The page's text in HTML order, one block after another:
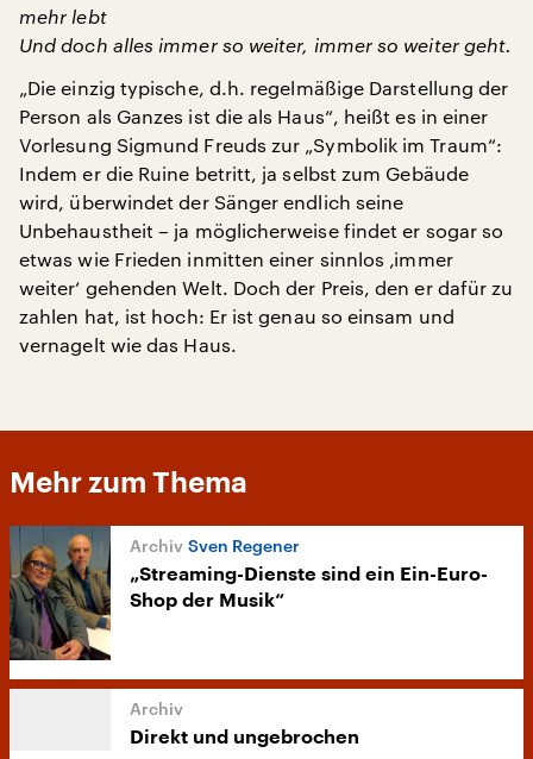
mehr lebt
Und doch alles immer so weiter, immer so weiter geht.
„Die einzig typische, d.h. regelmäßige Darstellung der
Person als Ganzes ist die als Haus“, heißt es in einer
Vorlesung Sigmund Freuds zur „Symbolik im Traum“:
Indem er die Ruine betritt, ja selbst zum Gebäude
wird, überwindet der Sänger endlich seine
Unbehaustheit – ja möglicherweise findet er sogar so
etwas wie Frieden inmitten einer sinnlos ‚immer
weiter‘ gehenden Welt. Doch der Preis, den er dafür zu
zahlen hat, ist hoch: Er ist genau so einsam und
vernagelt wie das Haus.
Mehr zum Thema
Sven Regener
„Streaming-Dienste sind ein Ein-Euro-
Shop der Musik“
Direkt und ungebrochen